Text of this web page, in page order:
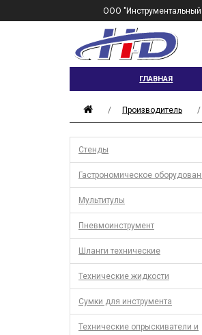
ООО "Инструментальный
ГЛАВНАЯ
Производитель
Стенды
Гастрономическое
Мультитулы
Пневмоинструмент
Шланги технические
Технические жидкости
Сумки для инструмента
Технические опрыскиватели и